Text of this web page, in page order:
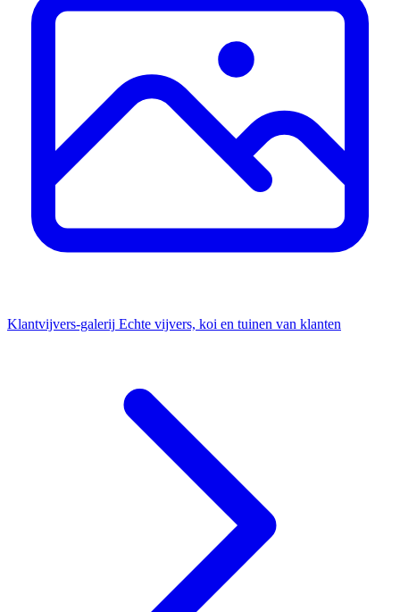
Klantvijvers-galerij Echte vijvers, koi en tuinen van klanten